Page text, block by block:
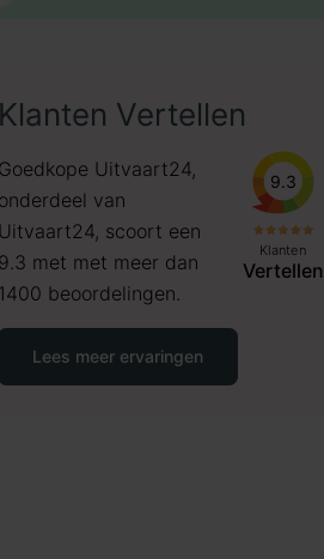
Vertellen
Uitvaart24,
van
scoort een
met met meer dan
beoordelingen.
9.3
Klanten
Vertellen
Lees meer ervaringen